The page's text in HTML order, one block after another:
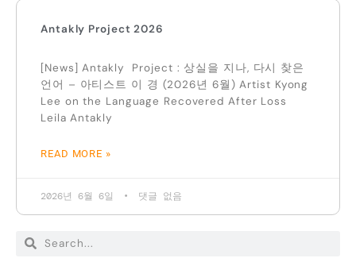
Antakly Project 2026
[News] Antakly Project : 상실을 지나, 다시 찾은
언어 – 아티스트 이 경 (2026년 6월) Artist Kyong
Lee on the Language Recovered After Loss
Leila Antakly
READ MORE »
2026년 6월 6일 댓글 없음